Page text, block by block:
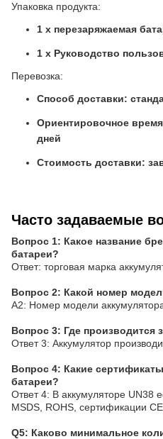
Упаковка продукта:
1 x перезаряжаемая
1 x Руководство
Перевозка:
Способ доставки:
Ориентировочное
дней
Стоимость доставки:
Часто задаваемые
Вопрос 1: Какое название
батареи?
Ответ: торговая марка
Вопрос 2: Какой номер
A2: Номер модели
Вопрос 3: Где производится
Ответ 3: Аккумулятор
Вопрос 4: Какие
батареи?
Ответ 4: В аккумуляторе UN38
MSDS, ROHS, сертификации CE.
Q5: Каково минимальное